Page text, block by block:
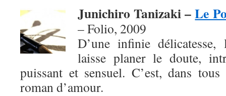
Junichiro Tanizaki –Le
– Folio, 2009
D’une infinie
laisse planer le doute,
puissant et sensuel. C’est, dans
roman d’amour.